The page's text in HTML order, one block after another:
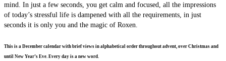
mind. In just a few seconds, you get calm and focused, all the impressions
of today’s stressful life is dampened with all the requirements, in just
seconds it is only you and the magic of Roxen.
This is a December calendar with brief views in alphabetical order throughout advent, over Christmas and
until New Year’s Eve. Every day is a new word.